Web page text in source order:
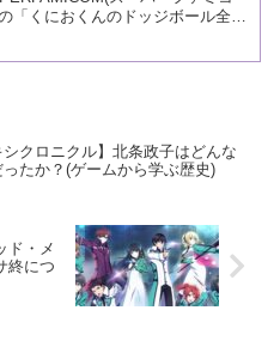
「くにおくんのドッジボール全員
シクロニクル】北条政子はどんな
ったか？(ゲームから学ぶ歴史)
ド・メ
終につ